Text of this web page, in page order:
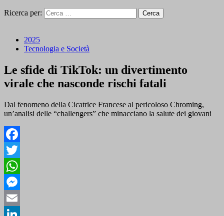
Ricerca per:
2025
Tecnologia e Società
Le sfide di TikTok: un divertimento
virale che nasconde rischi fatali
Dal fenomeno della Cicatrice Francese al pericoloso Chroming,
un’analisi delle “challengers” che minacciano la salute dei giovani
Facebook
Twitter
WhatsApp
Messenger
Email